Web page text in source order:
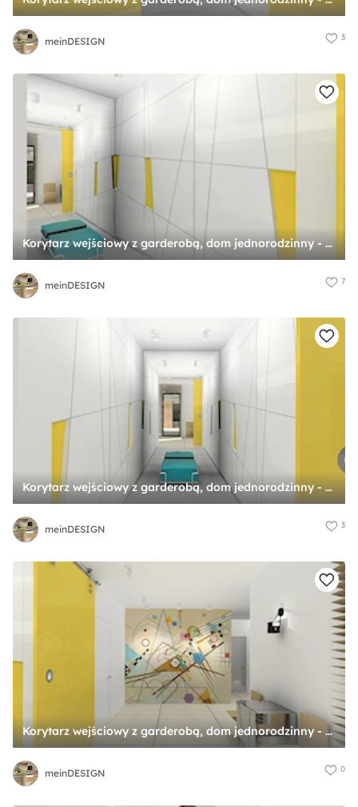
meinDESIGN 3
Korytarz wejściowy z garderobą, dom jednorodzinny - Średnia zamknięta garderoba, styl minimalistyczny - zdjęcie od meinDESIGN
meinDESIGN 7
Korytarz wejściowy z garderobą, dom jednorodzinny - Garderoba, styl minimalistyczny - zdjęcie od meinDESIGN
meinDESIGN 3
Korytarz wejściowy z garderobą, dom jednorodzinny - Hol / przedpokój, styl minimalistyczny - zdjęcie od meinDESIGN
meinDESIGN 0